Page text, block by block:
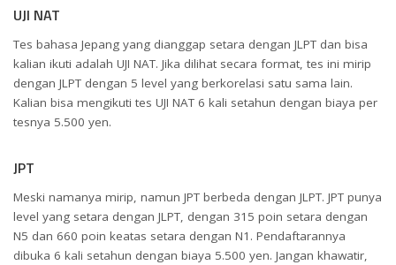
UJI NAT
Tes bahasa Jepang yang dianggap setara dengan JLPT dan bisa
kalian ikuti adalah UJI NAT. Jika dilihat secara format, tes ini mirip
dengan JLPT dengan 5 level yang berkorelasi satu sama lain.
Kalian bisa mengikuti tes UJI NAT 6 kali setahun dengan biaya per
tesnya 5.500 yen.
JPT
Meski namanya mirip, namun JPT berbeda dengan JLPT. JPT punya
level yang setara dengan JLPT, dengan 315 poin setara dengan
N5 dan 660 poin keatas setara dengan N1. Pendaftarannya
dibuka 6 kali setahun dengan biaya 5.500 yen. Jangan khawatir,